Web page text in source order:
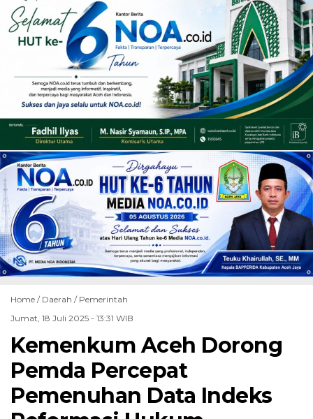
Home / Daerah / Pemerintah
Jumat, 18 Juli 2025 - 13:31 WIB
Kemenkum Aceh Dorong
Pemda Percepat
Pemenuhan Data Indeks